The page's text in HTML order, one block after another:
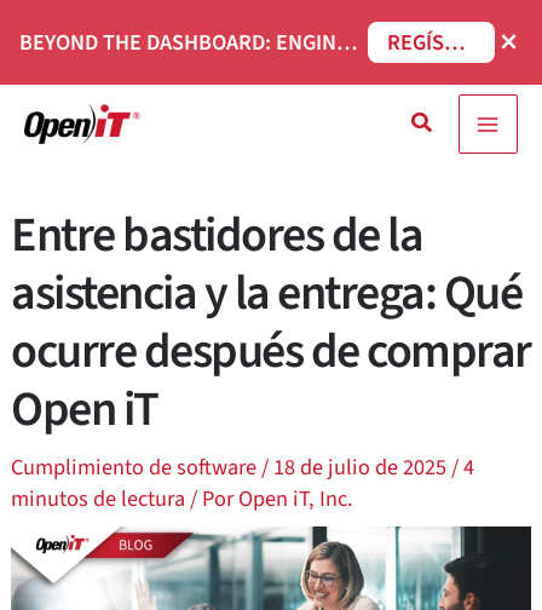
contenido
BEYOND THE DASHBOARD: ENGINEERING SOFTWARE IN SERVICENOW WEBINAR REGÍSTRESE AHORA ×
Buscar
Entre bastidores de la
asistencia y la entrega: Qué
ocurre después de comprar
Open iT
Cumplimiento de software/18 de julio de 2025/4
minutos de lectura/ PorOpen iT, Inc.